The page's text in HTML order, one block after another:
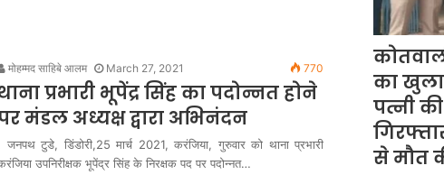
मोहम्मद साहिबे आलम March 27, 2021 770
प्रभारी भूपेंद्र सिंह का पदोन्नत होने
मंडल अध्यक्ष द्वारा अभिनंदन
जनपथ टुडे, डिंडोरी,25 मार्च 2021, करंजिया, गुरुवार को थाना प्रभारी
उपनिरीक्षक भूपेंद्र सिंह के निरक्षक पद पर पदोन्नत…
का
पत्नी
से मौत